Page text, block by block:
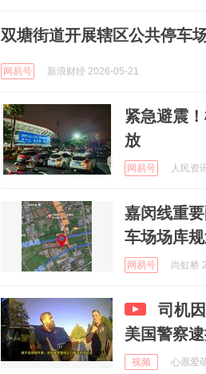
双塘街道开展辖区公共停车
网易号 新浪财经 2026-05-21
紧急避震
放
网易号 人民资
嘉闵线重
车场场库规
网易号 尚虹桥
司机
美国警察
视频 心愿爱